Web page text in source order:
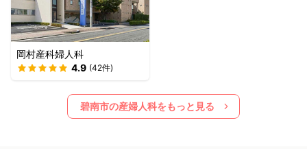
岡村産科婦人科
4.9 (42件)
碧南市の産婦人科をもっと見る